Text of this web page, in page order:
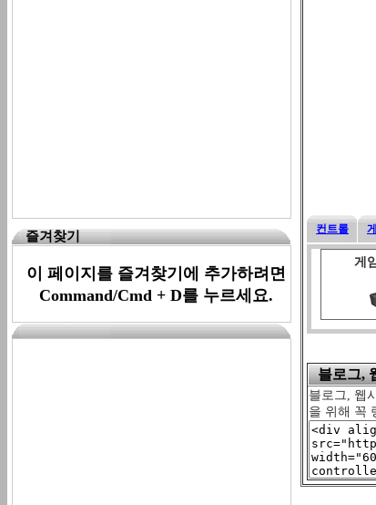
즐겨찾기
이 페이지를 즐겨찾기에 추가하려면
Command/Cmd + D를 누르세요.
컨트롤
게
블로그,
블로그, 웹
을 위해 꼭